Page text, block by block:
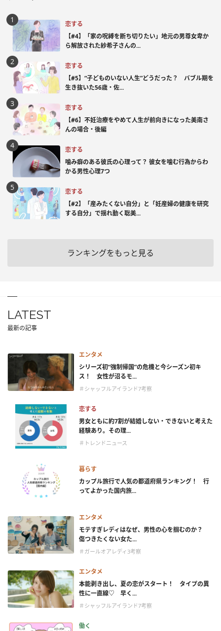
恋する
【#4】「家の呪縛を断ち切りたい」地元の男尊女卑か
ら解放された紗希子さんの...
恋する
【#5】“子どものいない人生”どうだった？ バブル期を
生き抜いた56歳・佐...
恋する
【#6】不妊治療をやめて人生が前向きになった美南さ
んの場合・後編
恋する
噛み癖のある彼氏の心理って？ 彼女を噛む行為からわ
かる男性心理7つ
恋する
【#2】「産みたくない自分」と「妊産婦の健康を研究
する自分」で揺れ動く聡美...
ランキングをもっと見る
LATEST
最新の記事
エンタメ
シリーズ初“強制帰国”の危機と今シーズン初キ
ス！ 女性が沼るモ...
＃シャッフルアイランド7考察
恋する
男女ともに約7割が結婚しない・できないと考えた
経験あり。その理...
＃トレンドニュース
暮らす
カップル旅行で人気の都道府県ランキング！ 行
ってよかった国内旅...
エンタメ
モテすぎレディはなぜ、男性の心を掴むのか？
傷つきたくない女た...
＃ガールオアレディ3考察
エンタメ
本能剥き出し、夏の恋がスタート！ タイプの異
性に一直線♡ 早く...
＃シャッフルアイランド7考察
働く